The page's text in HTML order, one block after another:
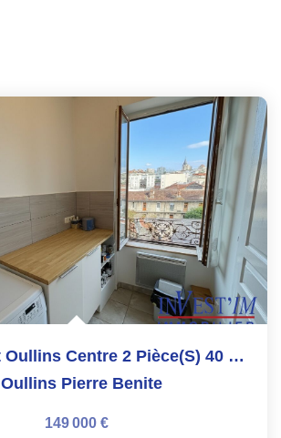
Appartement Oullins Centre 2 Pièce(s) 40 M2 Dernier Etage+...
Oullins Pierre Benite
149 000 €